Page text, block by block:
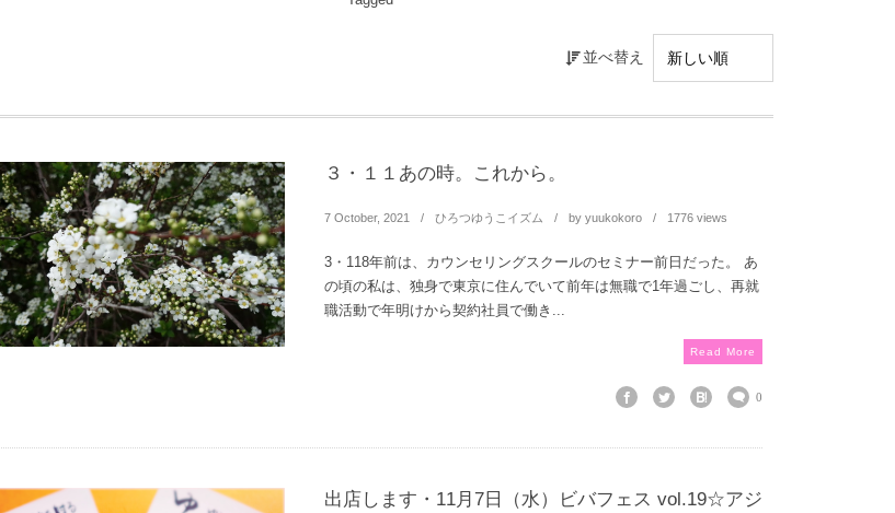
並べ替え
３・１１あの時。これから。
7 October, 2021 ひろつゆうこイズム by yuukokoro 1776 views
3・118年前は、カウンセリングスクールのセミナー前日だった。 あ
の頃の私は、独身で東京に住んでいて前年は無職で1年過ごし、再就
職活動で年明けから契約社員で働き...
Read More
0
出店します・11月7日（水）ビバフェス vol.19☆アジ